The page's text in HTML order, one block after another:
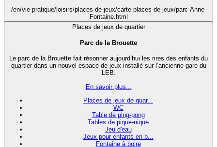
/en/vie-pratique/loisirs/places-de-jeux/carte-places-de-jeux/parc-Anne-
Fontaine.html
Places de jeux de quartier
Parc de la Brouette
Le parc de la Brouette fait résonner aujourd’hui les rires des enfants du
quartier dans un nouvel espace de jeux installé sur l’ancienne gare du
LEB.
En savoir plus...
Places de jeux de quar...
WC
Table de ping-pong
Tables de pique-nique
Jeu d'eau
Jeux pour enfants en b...
Fontaine à boire